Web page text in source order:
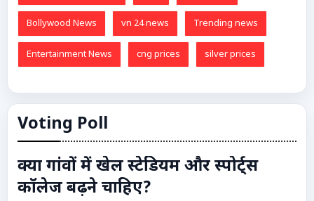
Bollywood News vn 24 news Trending news
Entertainment News cng prices silver prices
Voting Poll
क्या गांवों में खेल स्टेडियम और स्पोर्ट्स
कॉलेज बढ़ने चाहिए?